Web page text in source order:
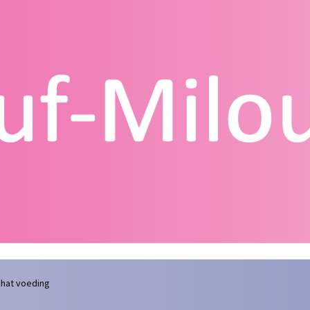
Contact
voeding